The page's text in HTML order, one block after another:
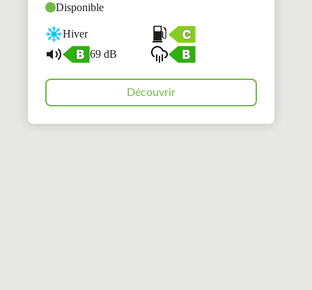
Disponible
Hiver
69 dB
Découvrir